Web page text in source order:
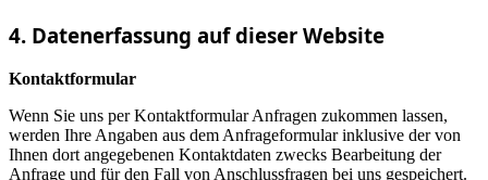
4. Datenerfassung auf dieser Website
Kontaktformular
Wenn Sie uns per Kontaktformular Anfragen zukommen lassen,
werden Ihre Angaben aus dem Anfrageformular inklusive der von
Ihnen dort angegebenen Kontaktdaten zwecks Bearbeitung der
Anfrage und für den Fall von Anschlussfragen bei uns gespeichert.